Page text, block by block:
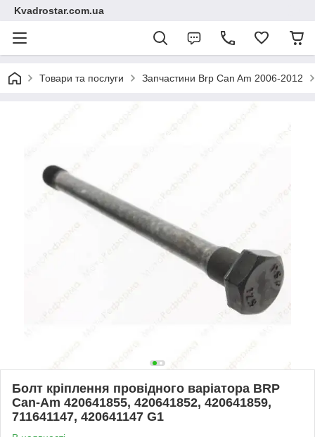
Kvadrostar.com.ua
Товари та послуги Запчастини Brp Can Am 2006-2012
Болт кріплення провідного варіатора BRP
Can-Am 420641855, 420641852, 420641859,
711641147, 420641147 G1